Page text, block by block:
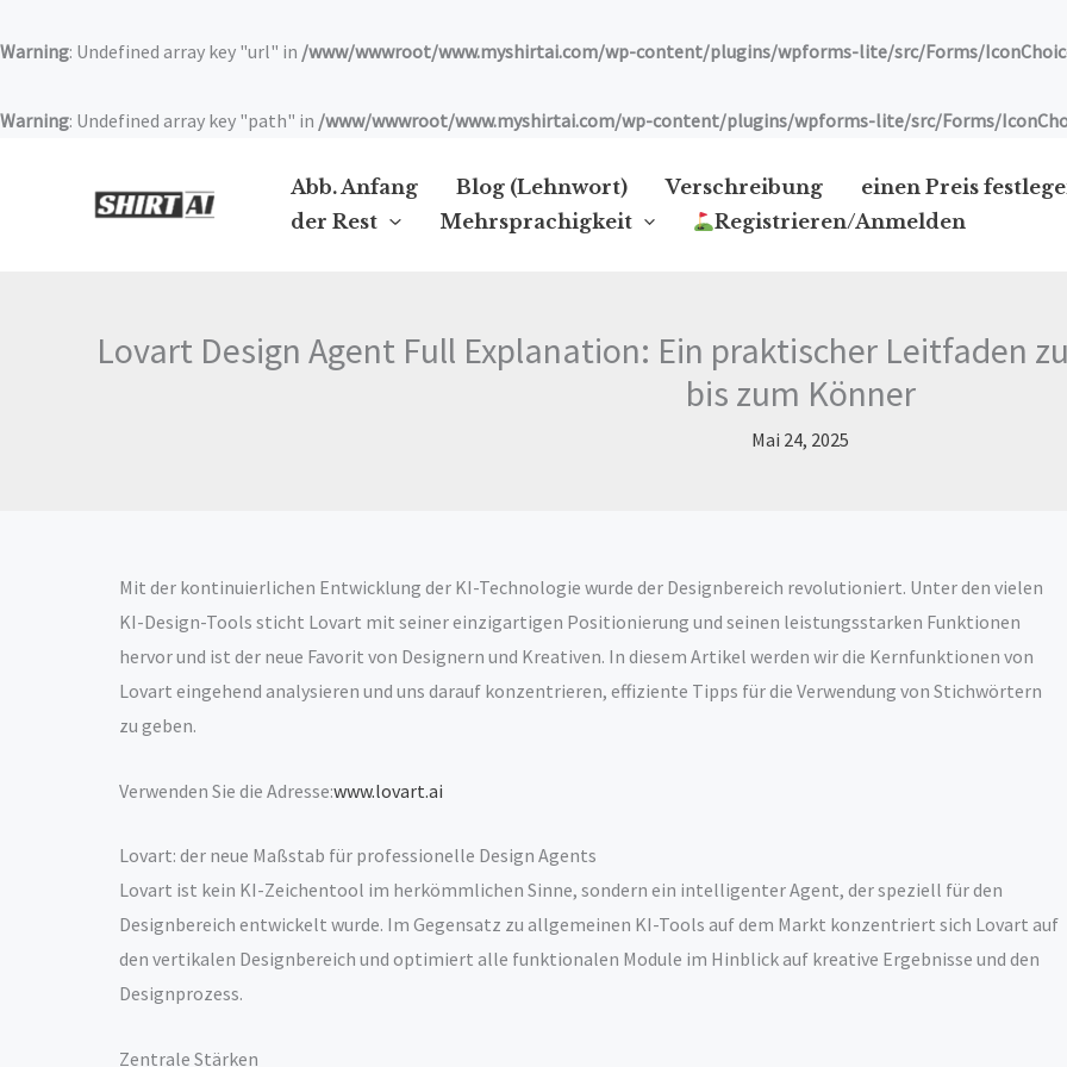
Warning: Undefined array key "url" in /www/wwwroot/www.myshirtai.com/wp-content/plugins/wpforms-lite/src/Forms/
Warning: Undefined array key "path" in /www/wwwroot/www.myshirtai.com/wp-content/plugins/wpforms-lite/src/Forms/
Inhalt
Abb. Anfang Blog (Lehnwort) Verschreibung einen Preis
der Rest
Mehrsprachigkeit Registrieren/Anmelden
Lovart Design Agent Full Explanation: Ein praktischer Leitfaden
bis zum Könner
Mai 24, 2025
Mit der kontinuierlichen Entwicklung der KI-Technologie wurde der Designbereich revolutioniert. Unter den vielen
KI-Design-Tools sticht Lovart mit seiner einzigartigen Positionierung und seinen leistungsstarken Funktionen
hervor und ist der neue Favorit von Designern und Kreativen. In diesem Artikel werden wir die Kernfunktionen von
Lovart eingehend analysieren und uns darauf konzentrieren, effiziente Tipps für die Verwendung von Stichwörtern
zu geben.
Verwenden Sie die Adresse:www.lovart.ai
Lovart: der neue Maßstab für professionelle Design Agents
Lovart ist kein KI-Zeichentool im herkömmlichen Sinne, sondern ein intelligenter Agent, der speziell für den
Designbereich entwickelt wurde. Im Gegensatz zu allgemeinen KI-Tools auf dem Markt konzentriert sich Lovart auf
den vertikalen Designbereich und optimiert alle funktionalen Module im Hinblick auf kreative Ergebnisse und den
Designprozess.
Zentrale Stärken